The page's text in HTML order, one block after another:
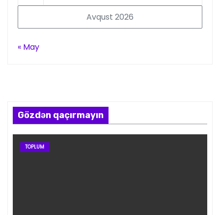
Avqust 2026
« May
Gözdən qaçırmayın
TOPLUM